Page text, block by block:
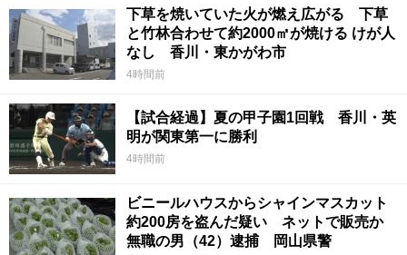
下草を焼いていた火が燃え広がる 下草
と竹林合わせて約2000㎡が焼ける けが人
なし 香川・東かがわ市
4時間前
【試合経過】夏の甲子園1回戦 香川・英
明が関東第一に勝利
4時間前
ビニールハウスからシャインマスカット
約200房を盗んだ疑い ネットで販売か
無職の男（42）逮捕 岡山県警